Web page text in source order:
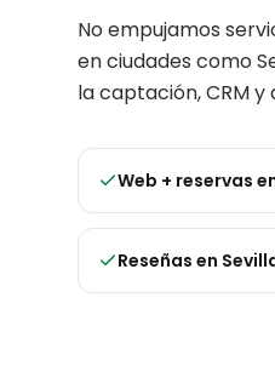
No empujamos
en ciudades como
la captación, CRM
Web + reservas
Reseñas en